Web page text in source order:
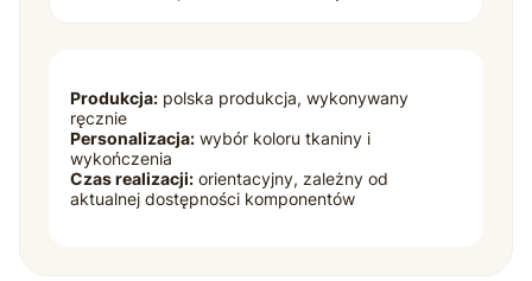
Produkcja: polska produkcja, wykonywany
ręcznie
Personalizacja: wybór koloru tkaniny i
wykończenia
Czas realizacji: orientacyjny, zależny od
aktualnej dostępności komponentów